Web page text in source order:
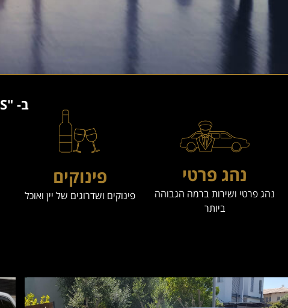
ב- "S
נהג פרטי
נהג פרטי ושירות ברמה הגבוהה
ביותר
פינוקים
פינוקים ושדרוגים של יין ואוכל